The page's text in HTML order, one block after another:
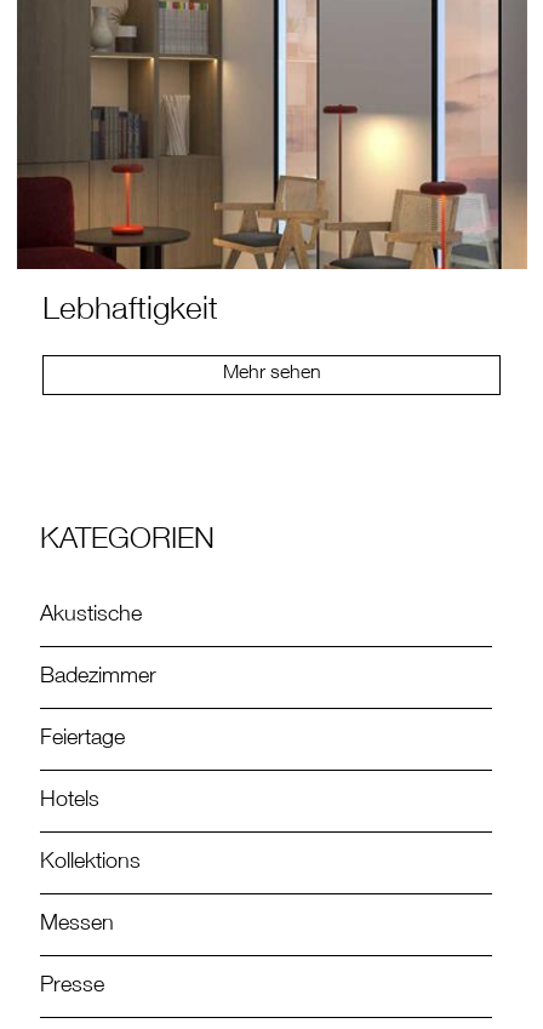
Lebhaftigkeit
Mehr sehen
KATEGORIEN
Akustische
Badezimmer
Feiertage
Hotels
Kollektions
Messen
Presse